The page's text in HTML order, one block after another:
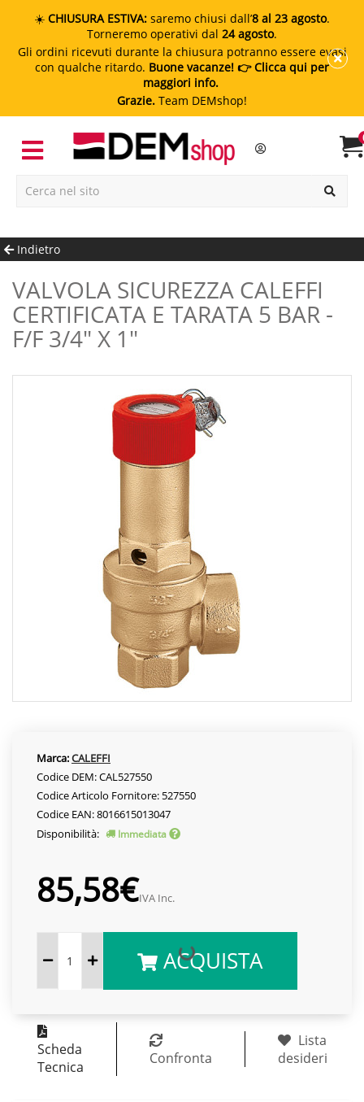
☀️ CHIUSURA ESTIVA: saremo chiusi dall’8 al 23 agosto.
Torneremo operativi dal 24 agosto.
Gli ordini ricevuti durante la chiusura potranno essere evasi
con qualche ritardo. Buone vacanze! 👉 Clicca qui per
maggiori info.
Grazie. Team DEMshop!
Indietro
VALVOLA SICUREZZA CALEFFI
CERTIFICATA E TARATA 5 BAR -
F/F 3/4" X 1"
Marca:CALEFFI
Codice DEM: CAL527550
Codice Articolo Fornitore: 527550
Codice EAN: 8016615013047
Disponibilità:
Immediata
85,58€IVA Inc.
ACQUISTA
Scheda
Tecnica
Confronta
Lista
desideri